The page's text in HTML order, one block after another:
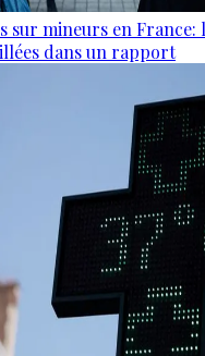
sur mineurs en France:
dans un rapport